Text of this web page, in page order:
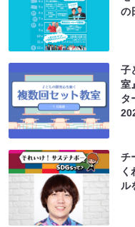
の
子
室
タ
チ
く
ル